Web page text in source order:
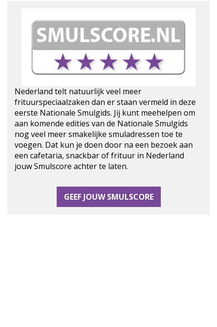
Nederland telt natuurlijk veel meer
frituurspeciaalzaken dan er staan vermeld in deze
eerste Nationale Smulgids. Jij kunt meehelpen om
aan komende edities van de Nationale Smulgids
nog veel meer smakelijke smuladressen toe te
voegen. Dat kun je doen door na een bezoek aan
een cafetaria, snackbar of frituur in Nederland
jouw Smulscore achter te laten.
GEEF JOUW SMULSCORE